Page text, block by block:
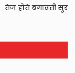
तेज होते बगावती सुर